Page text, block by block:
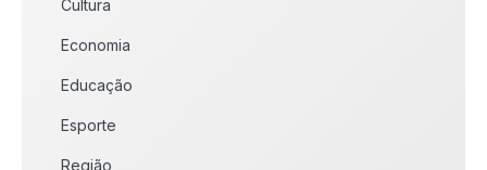
Cultura
Economia
Educação
Esporte
Região